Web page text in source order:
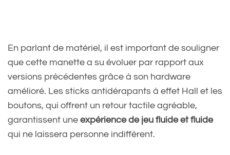
En parlant de matériel, il est important de souligner
que cette manette a su évoluer par rapport aux
versions précédentes grâce à son hardware
amélioré. Les sticks antidérapants à effet Hall et les
boutons, qui offrent un retour tactile agréable,
garantissent une expérience de jeu fluide et fluide
qui ne laissera personne indifférent.